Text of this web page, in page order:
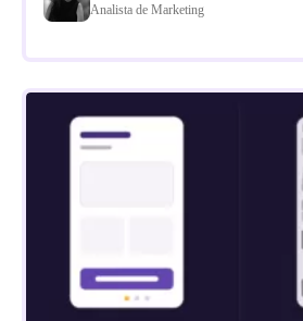
Analista de Marketing